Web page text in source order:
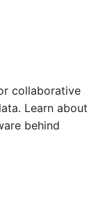
collaborative
Learn about
behind